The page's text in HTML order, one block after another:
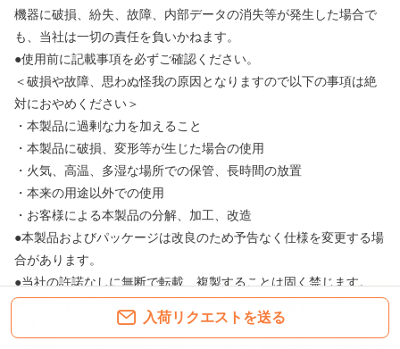
入荷リクエストを送る
機器に破損、紛失、故障、内部データの消失等が発生した場合で
も、当社は一切の責任を負いかねます。
●使用前に記載事項を必ずご確認ください。
＜破損や故障、思わぬ怪我の原因となりますので以下の事項は絶
対におやめください＞
・本製品に過剰な力を加えること
・本製品に破損、変形等が生じた場合の使用
・火気、高温、多湿な場所での保管、長時間の放置
・本来の用途以外での使用
・お客様による本製品の分解、加工、改造
●本製品およびパッケージは改良のため予告なく仕様を変更する場
合があります。
●当社の許諾なしに無断で転載、複製することは固く禁じます。